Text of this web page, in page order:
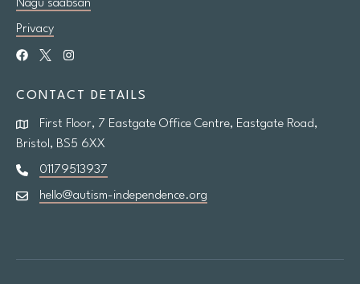
Nagu saabsan
Privacy
CONTACT DETAILS
First Floor, 7 Eastgate Office Centre, Eastgate Road,
Bristol, BS5 6XX
01179513937
hello@autism-independence.org